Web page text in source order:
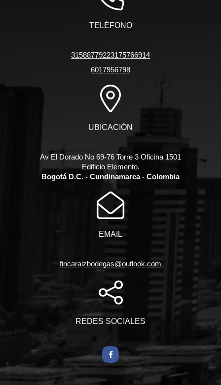
TELÉFONO
31588779223175766914
6017956798
UBICACIÓN
Av El Dorado No 69-76 Torre 3 Oficina 1501
Edificio Elemento.
Bogotá D.C. - Cundinamarca - Colombia
EMAIL
fincaraizbodegas@outlook.com
REDES SOCIALES
Facebook